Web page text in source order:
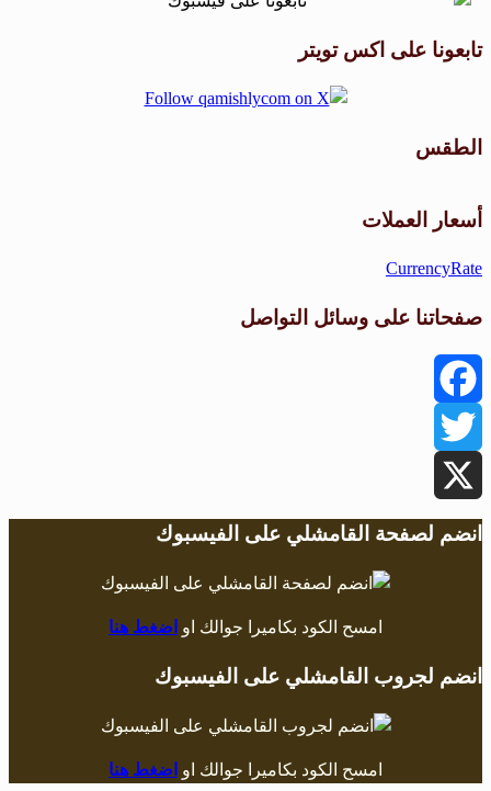
تابعونا على اكس تويتر
الطقس
أسعار العملات
CurrencyRate
صفحاتنا على وسائل التواصل
Facebook
Twitter
X
انضم لصفحة القامشلي على الفيسبوك
امسح الكود بكاميرا جوالك او اضغط هنا
انضم لجروب القامشلي على الفيسبوك
امسح الكود بكاميرا جوالك او اضغط هنا